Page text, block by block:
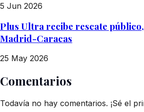
5 Jun 2026
Plus Ultra recibe rescate
Madrid-Caracas
25 May 2026
Comentarios
Todavía no hay comentarios. ¡Sé el